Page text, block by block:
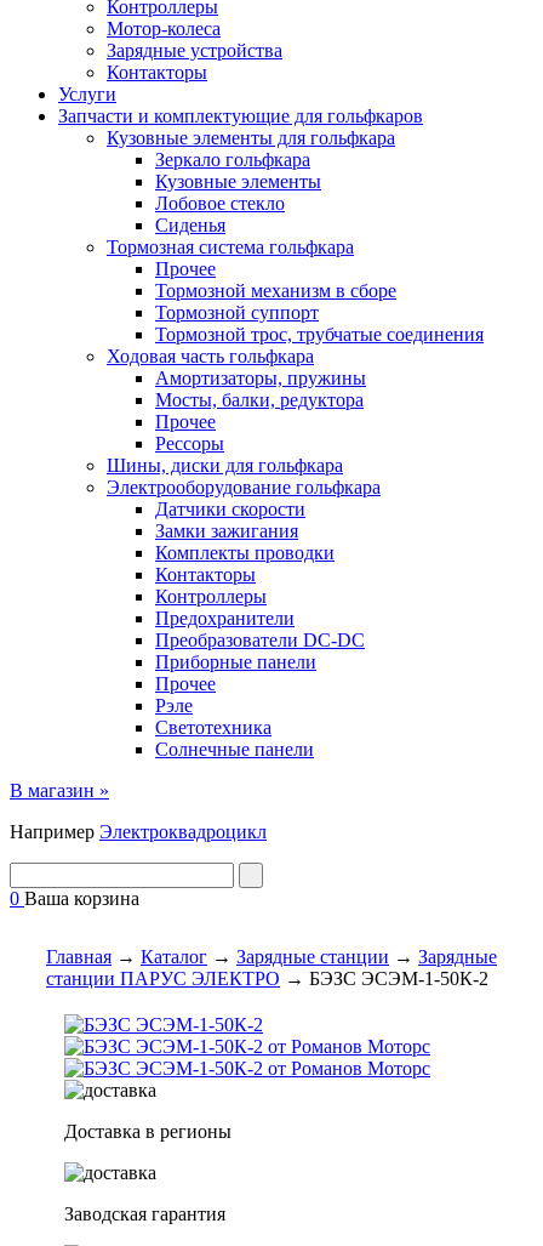
Контроллеры
Мотор-колеса
Зарядные устройства
Контакторы
Услуги
Запчасти и комплектующие для гольфкаров
Кузовные элементы для гольфкара
Зеркало гольфкара
Кузовные элементы
Лобовое стекло
Сиденья
Тормозная система гольфкара
Прочее
Тормозной механизм в сборе
Тормозной суппорт
Тормозной трос, трубчатые соединения
Ходовая часть гольфкара
Амортизаторы, пружины
Мосты, балки, редуктора
Прочее
Рессоры
Шины, диски для гольфкара
Электрооборудование гольфкара
Датчики скорости
Замки зажигания
Комплекты проводки
Контакторы
Контроллеры
Предохранители
Преобразователи DC-DC
Приборные панели
Прочее
Рэле
Светотехника
Солнечные панели
В магазин »
Например Электроквадроцикл
0 Ваша корзина
Главная → Каталог → Зарядные станции → Зарядные
станции ПАРУС ЭЛЕКТРО → БЭЗС ЭСЭМ-1-50К-2
Доставка в регионы
Заводская гарантия